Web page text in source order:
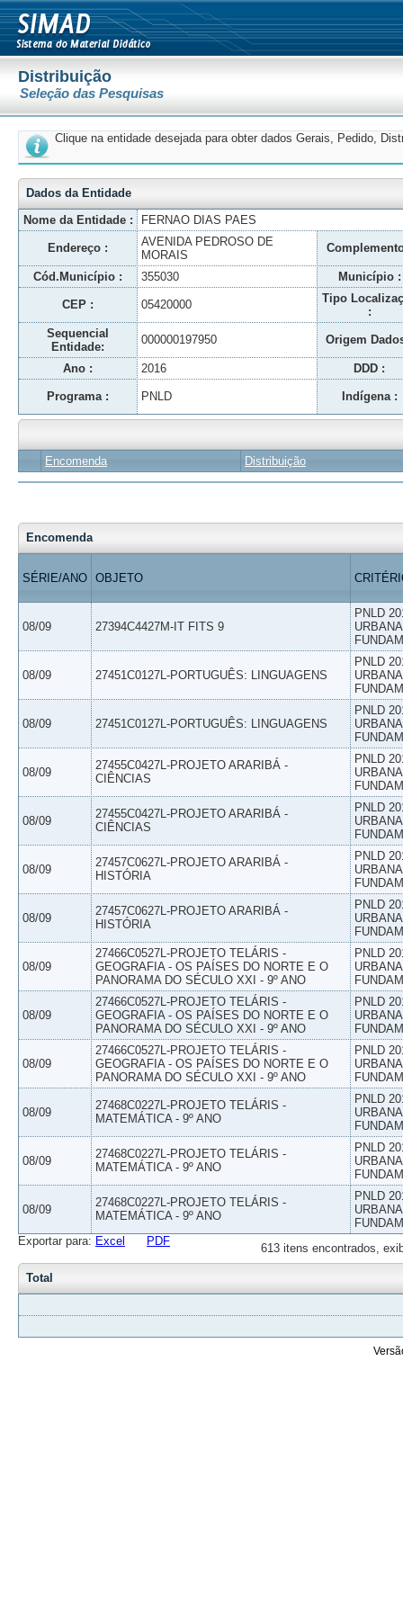
Distribuição
Seleção das Pesquisas
Clique na entidade desejada para obter dados Gerais, Pedido,
Dados da Entidade
Nome da Entidade :
FERNAO DIAS PAES
Endereço :
AVENIDA PEDROSO DE
MORAIS
Cód.Município : 355030 Município :
CEP : 05420000
Tipo
:
Sequencial
Entidade:
000000197950 Origem
Ano : 2016 DDD :
Programa : PNLD Indígena :
Encomenda Distribuição
Encomenda
SÉRIE/ANO OBJETO
08/09 27394C4427M-IT FITS 9
PNLD
08/09 27451C0127L-PORTUGUÊS: LINGUAGENS
PNLD
08/09 27451C0127L-PORTUGUÊS: LINGUAGENS
PNLD
08/09
27455C0427L-PROJETO ARARIBÁ -
CIÊNCIAS
PNLD
08/09
27455C0427L-PROJETO ARARIBÁ -
CIÊNCIAS
PNLD
08/09
27457C0627L-PROJETO ARARIBÁ -
HISTÓRIA
PNLD
08/09
27457C0627L-PROJETO ARARIBÁ -
HISTÓRIA
PNLD
08/09
27466C0527L-PROJETO TELÁRIS -
GEOGRAFIA - OS PAÍSES DO NORTE E O
PANORAMA DO SÉCULO XXI - 9º ANO
PNLD
08/09
27466C0527L-PROJETO TELÁRIS -
GEOGRAFIA - OS PAÍSES DO NORTE E O
PANORAMA DO SÉCULO XXI - 9º ANO
PNLD
08/09
27466C0527L-PROJETO TELÁRIS -
GEOGRAFIA - OS PAÍSES DO NORTE E O
PANORAMA DO SÉCULO XXI - 9º ANO
PNLD
08/09
27468C0227L-PROJETO TELÁRIS -
MATEMÁTICA - 9º ANO
PNLD
08/09
27468C0227L-PROJETO TELÁRIS -
MATEMÁTICA - 9º ANO
PNLD
08/09
27468C0227L-PROJETO TELÁRIS -
MATEMÁTICA - 9º ANO
PNLD
613 itens encontrados,
Exportar para: Excel PDF
Total